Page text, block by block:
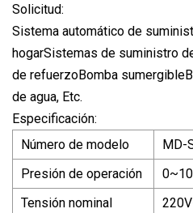
Solicitud:
Sistema automático de
hogarSistemas de suministro
de refuerzoBomba
de agua, Etc.
Especificación:
Número de modelo
MD-
Presión de operación
Tensión nominal